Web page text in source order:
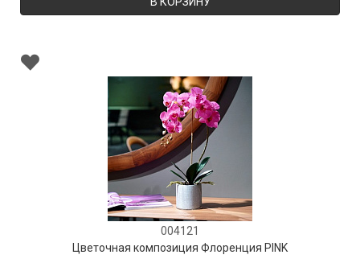
004121
Цветочная композиция Флоренция PINK